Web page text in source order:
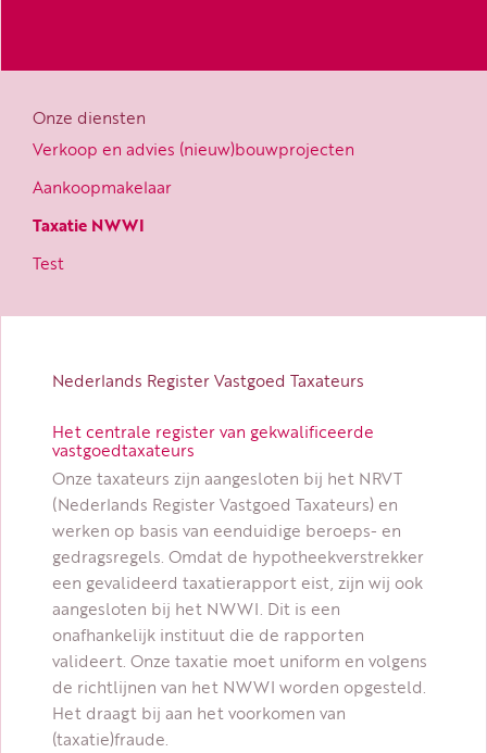
Onze diensten
Verkoop en advies (nieuw)bouwprojecten
Aankoopmakelaar
Taxatie NWWI
Test
Nederlands Register Vastgoed Taxateurs
Het centrale register van gekwalificeerde
vastgoedtaxateurs
Onze taxateurs zijn aangesloten bij het NRVT
(Nederlands Register Vastgoed Taxateurs) en
werken op basis van eenduidige beroeps- en
gedragsregels. Omdat de hypotheekverstrekker
een gevalideerd taxatierapport eist, zijn wij ook
aangesloten bij het NWWI. Dit is een
onafhankelijk instituut die de rapporten
valideert. Onze taxatie moet uniform en volgens
de richtlijnen van het NWWI worden opgesteld.
Het draagt bij aan het voorkomen van
(taxatie)fraude.